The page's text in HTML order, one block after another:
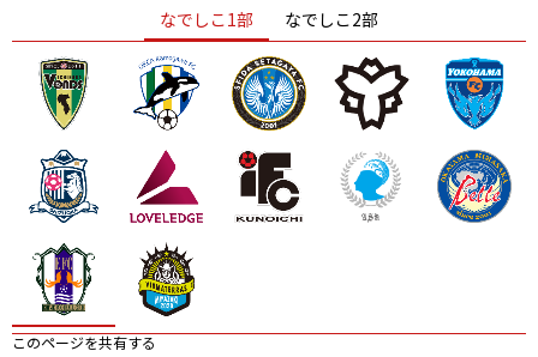
ニッパツ 名古屋 静岡 愛媛Ｌ
なでしこ1部 なでしこ2部
このページを共有する